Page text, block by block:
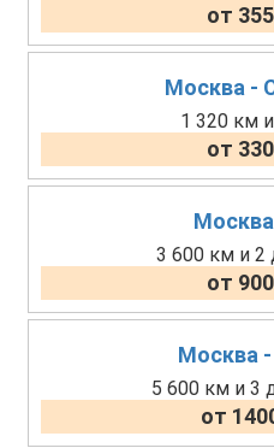
от
Москва -
1 320 км
от
3 600 км и 2
от
Москва
5 600 км и 3
от